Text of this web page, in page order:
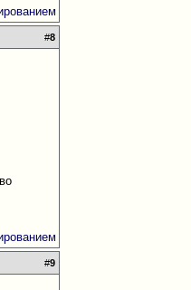
#8
#9